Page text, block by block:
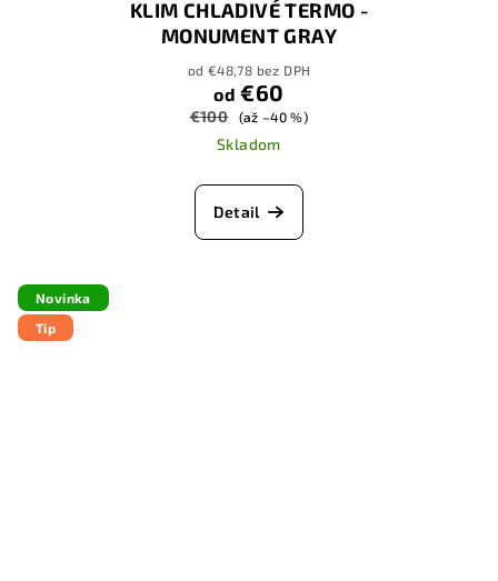
KLIM CHLADIVÉ TERMO -
MONUMENT GRAY
od €48,78 bez DPH
od €60
€100 (až –40 %)
Skladom
Detail
Novinka
Tip